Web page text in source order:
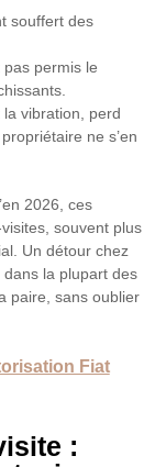
souffert des
pas permis le
vibration, perd
ne s’en
2026, ces
souvent plus
Un détour chez
la plupart des
paire, sans oublier
Fiat
: